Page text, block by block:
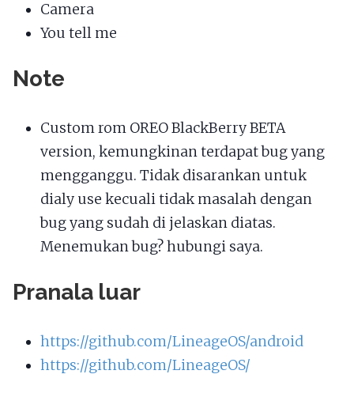
Camera
You tell me
Note
Custom rom OREO BlackBerry BETA
version, kemungkinan terdapat bug yang
mengganggu. Tidak disarankan untuk
dialy use kecuali tidak masalah dengan
bug yang sudah di jelaskan diatas.
Menemukan bug? hubungi saya.
Pranala luar
https://github.com/LineageOS/android
https://github.com/LineageOS/